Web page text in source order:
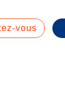
vous